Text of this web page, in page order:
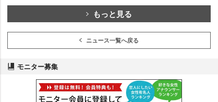
もっと見る
ニュース一覧へ戻る
モニター募集